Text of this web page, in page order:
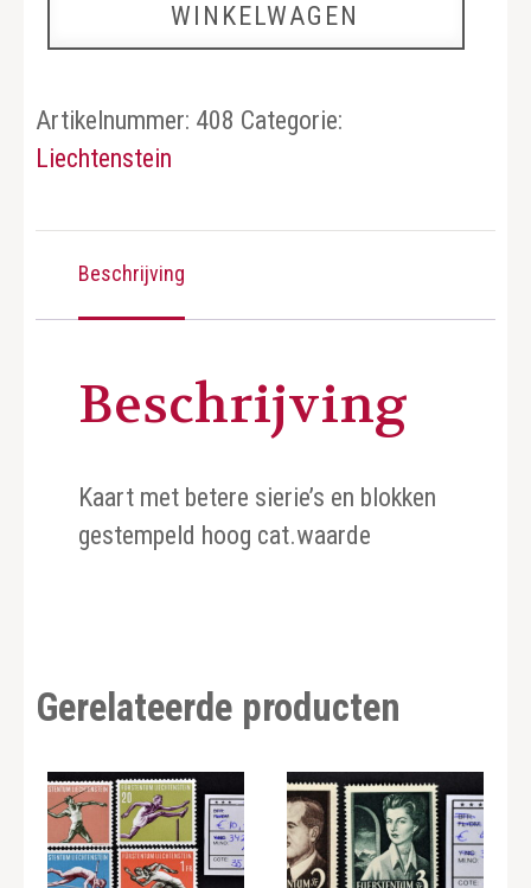
WINKELWAGEN
Artikelnummer: 408 Categorie:
Liechtenstein
Beschrijving
Beschrijving
Kaart met betere sierie’s en blokken
gestempeld hoog cat.waarde
Gerelateerde producten